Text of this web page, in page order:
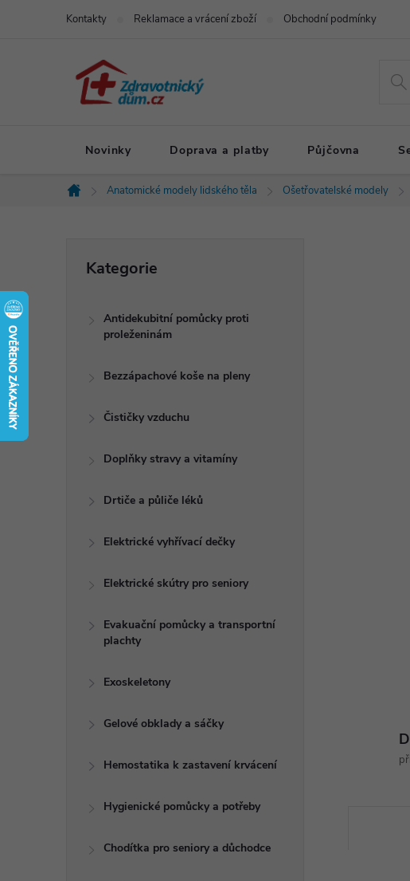
Kontakty Reklamace a vrácení zboží Obchodní podmínky
Novinky Doprava a platby Půjčovna
Domů
Anatomické modely lidského těla Ošetřovatelské modely
kategorie
Kategorie
Antidekubitní pomůcky proti
proleženinám
Bezzápachové koše na pleny
Čističky vzduchu
Doplňky stravy a vitamíny
Drtiče a půliče léků
Elektrické vyhřívací dečky
Elektrické skútry pro seniory
Evakuační pomůcky a transportní
plachty
Exoskeletony
Gelové obklady a sáčky
Hemostatika k zastavení krvácení
Hygienické pomůcky a potřeby
Chodítka pro seniory a důchodce